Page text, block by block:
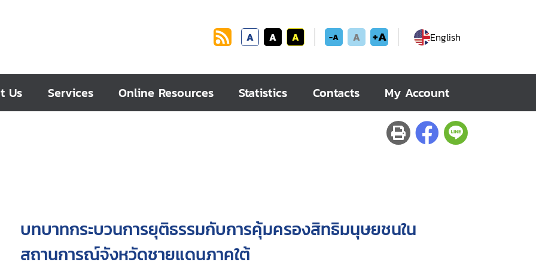
A A A -A A +A English
Us Services Online Resources Statistics Contacts My Account
บทบาทกระบวนการยุติธรรมกับการคุ้มครองสิทธิมนุษยชนใน
สถานการณ์จังหวัดชายแดนภาคใต้